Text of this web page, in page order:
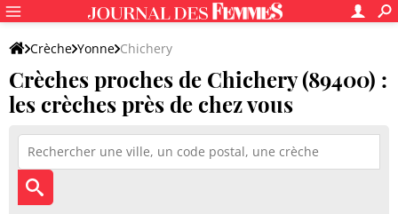
Crèche Yonne Chichery
Crèches proches de Chichery (89400) :
les crèches près de chez vous